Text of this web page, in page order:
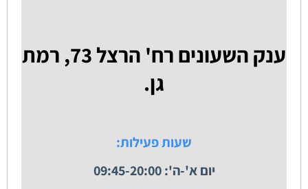
ענק השעונים רח' הרצל 73, רמת
גן.
שעות פעילות:
יום א'-ה': 09:45-20:00